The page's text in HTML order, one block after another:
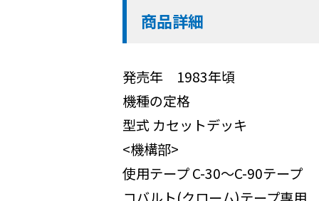
商品詳細
発売年 1983年頃
機種の定格
型式 カセットデッキ
<機構部>
使用テープ C-30～C-90テープ